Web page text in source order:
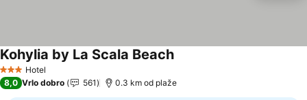
3 Zvezdice
Hotel
Kohylia by La Scala Beach
8,0 Vrlo dobro 561 0.3 km od plaže